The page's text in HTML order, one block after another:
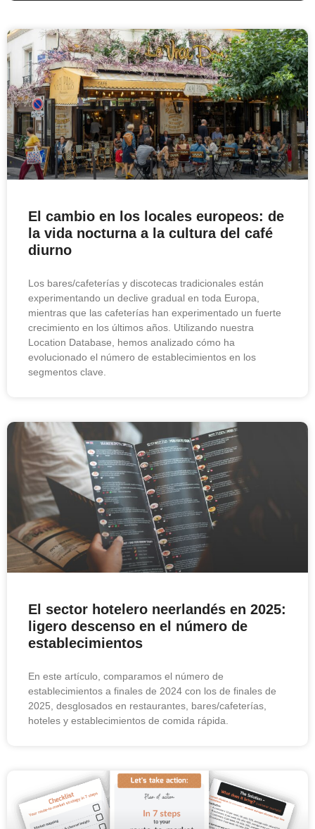
El cambio en los locales europeos: de
la vida nocturna a la cultura del café
diurno
Los bares/cafeterías y discotecas tradicionales están
experimentando un declive gradual en toda Europa,
mientras que las cafeterías han experimentado un fuerte
crecimiento en los últimos años. Utilizando nuestra
Location Database, hemos analizado cómo ha
evolucionado el número de establecimientos en los
segmentos clave.
El sector hotelero neerlandés en 2025:
ligero descenso en el número de
establecimientos
En este artículo, comparamos el número de
establecimientos a finales de 2024 con los de finales de
2025, desglosados en restaurantes, bares/cafeterías,
hoteles y establecimientos de comida rápida.